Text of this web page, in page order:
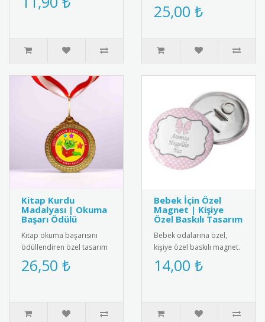
Okuyorum" rozetleri ile bu
şık ve özel tasarım "Okula
Başladım" kokartı. Kalite..
25,00 ₺
Kitap Kurdu
Madalyası | Okuma
Başarı Ödülü
Kitap okuma başarısını
ödüllendiren özel tasarım
madalya. Okuma
alışkanlığını teşvik etmek
26,50 ₺
Bebek İçin Özel
Magnet | Kişiye
Özel Baskılı Tasarım
Bebek odalarına özel,
kişiye özel baskılı magnet.
Buzdolabı, dolap ya da
ferforje süslemelerinde
14,00 ₺